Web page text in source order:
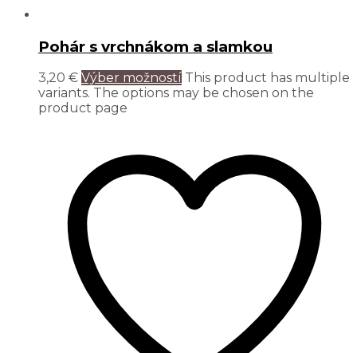
Pohár s vrchnákom a slamkou
3,20 € Výber možností This product has multiple
variants. The options may be chosen on the
product page